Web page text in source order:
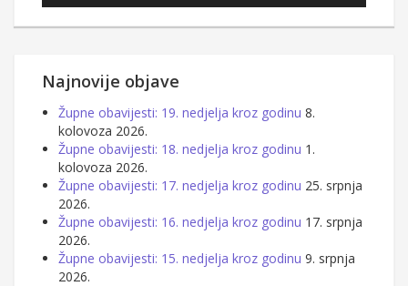
Najnovije objave
Župne obavijesti: 19. nedjelja kroz godinu 8.
kolovoza 2026.
Župne obavijesti: 18. nedjelja kroz godinu 1.
kolovoza 2026.
Župne obavijesti: 17. nedjelja kroz godinu 25. srpnja
2026.
Župne obavijesti: 16. nedjelja kroz godinu 17. srpnja
2026.
Župne obavijesti: 15. nedjelja kroz godinu 9. srpnja
2026.